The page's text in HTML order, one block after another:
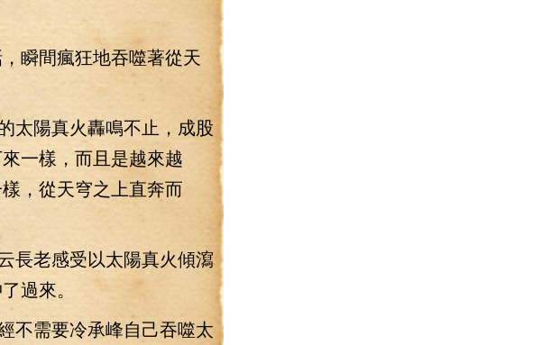
瞬間瘋狂地吞噬著從天
真火轟鳴不止，成股
一樣，而且是越來越
，從天穹之上直奔而
老感受以太陽真火傾瀉
過來。
要冷承峰自己吞噬太